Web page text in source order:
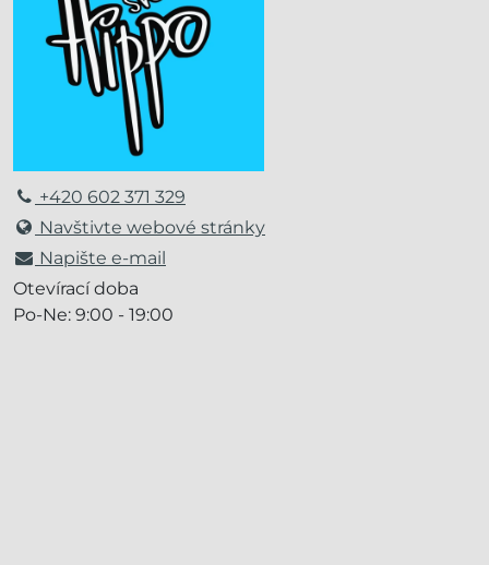
+420 602 371 329
Navštivte webové stránky
Napište e-mail
Otevírací doba
Po-Ne: 9:00 - 19:00